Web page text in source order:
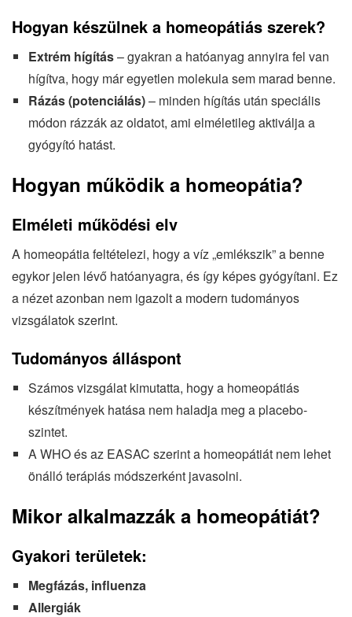
Hogyan készülnek a homeopátiás szerek?
Extrém hígítás– gyakran a hatóanyag annyira fel van
hígítva, hogy már egyetlen molekula sem marad benne.
Rázás (potenciálás)– minden hígítás után speciális
módon rázzák az oldatot, ami elméletileg aktiválja a
gyógyító hatást.
Hogyan működik a homeopátia?
Elméleti működési elv
A homeopátia feltételezi, hogy a víz „emlékszik” a benne
egykor jelen lévő hatóanyagra, és így képes gyógyítani. Ez
a nézet azonban nem igazolt a modern tudományos
vizsgálatok szerint.
Tudományos álláspont
Számos vizsgálat kimutatta, hogy a homeopátiás
készítmények hatása nem haladja meg a placebo-
szintet.
A WHO és az EASAC szerint a homeopátiát nem lehet
önálló terápiás módszerként javasolni.
Mikor alkalmazzák a homeopátiát?
Gyakori területek:
Megfázás, influenza
Allergiák